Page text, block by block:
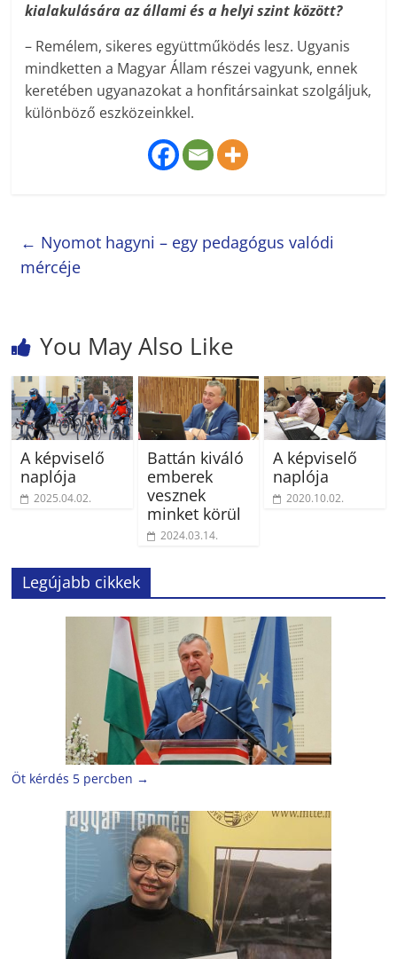
kialakulására az állami és a helyi szint között?
– Remélem, sikeres együttműködés lesz. Ugyanis
mindketten a Magyar ­Állam részei vagyunk, ennek
keretében ugyanazokat a honfitársainkat szolgáljuk,
különböző eszközeinkkel.
← Nyomot hagyni – egy pedagógus valódi
mércéje
You May Also Like
A képviselő
naplója
2025.04.02.
Battán kiváló
emberek
vesznek
minket körül
2024.03.14.
A képviselő
naplója
2020.10.02.
Legújabb cikkek
Öt kérdés 5 percben →